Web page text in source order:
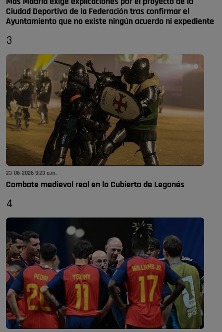
Ciudad Deportiva de la Federación tras confirmar el
Ayuntamiento que no existe ningún acuerdo ni expediente
3
23-06-2026 9:23 a.m.
Combate medieval real en la Cubierta de Leganés
4